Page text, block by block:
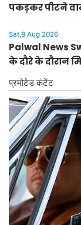
पकड़कर पीटने
केस दर्ज
Sat,8 Aug 2026
Palwal News
के दौरे के दौरान
ने दिए जांच के